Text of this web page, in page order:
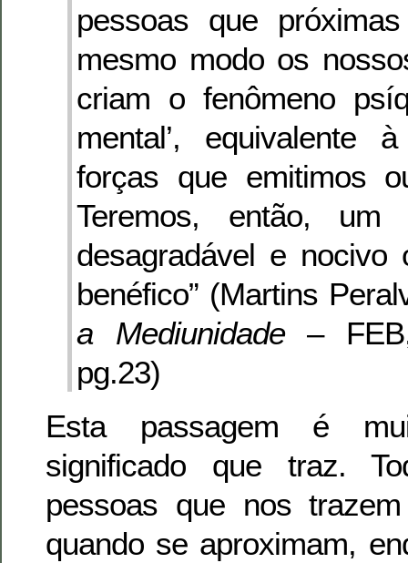
pessoas que
mesmo modo os
criam o fenômeno
mental’, equivalente
forças que emitimos
Teremos, então, um
desagradável e nocivo
benéfico” (Martins
a Mediunidade– FEB,
pg.23)
Esta passagem é
significado que traz.
pessoas que nos
quando se aproximam,